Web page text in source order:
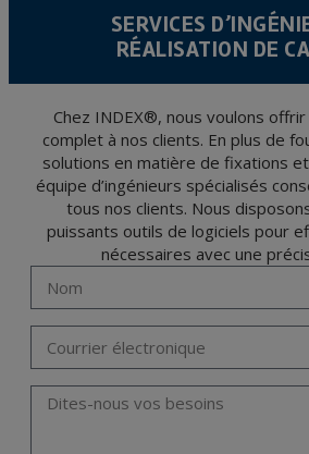
conformément à la législation de Protection des
la santé, ces donnée n'étant pas cryptées.
L’usager peut à tout moment exercer son droit
et d'opposition en vertu des dispositions au Règlement
votre pièce d’identité, à P.I. La Portalada II | c/
SERVICES
RÉALISATION DE
Chez INDEX®, nous voulons
complet à nos clients. En plus de
solutions en matière de fixations
équipe d’ingénieurs spécialisés
tous nos clients. Nous
puissants outils de logiciels pour
nécessaires avec une